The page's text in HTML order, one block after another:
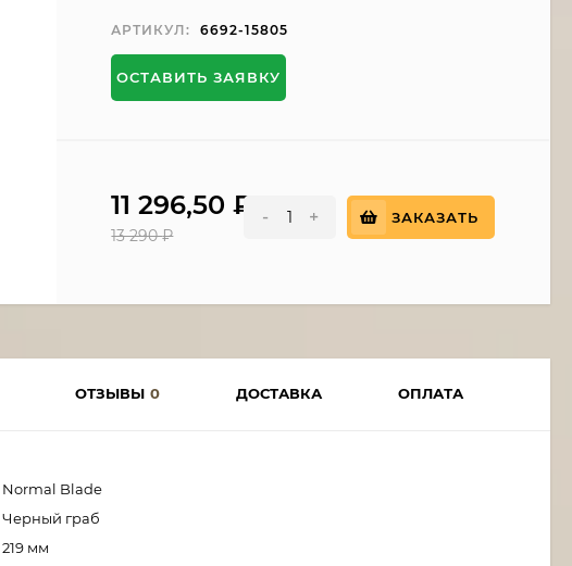
АРТИКУЛ: 6692-15805
ОСТАВИТЬ ЗАЯВКУ
11 296,50₽
13 290₽
- + ЗАКАЗАТЬ
ОТЗЫВЫ 0 ДОСТАВКА ОПЛАТА
Normal Blade
Черный граб
219 мм